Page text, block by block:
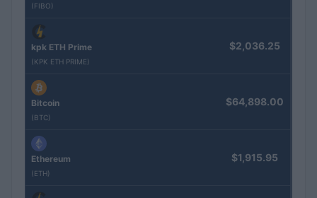
(FIBO)
kpk ETH Prime
(KPK ETH PRIME)
$2,036.25
Bitcoin
(BTC)
$64,898.00
Ethereum
(ETH)
$1,915.95